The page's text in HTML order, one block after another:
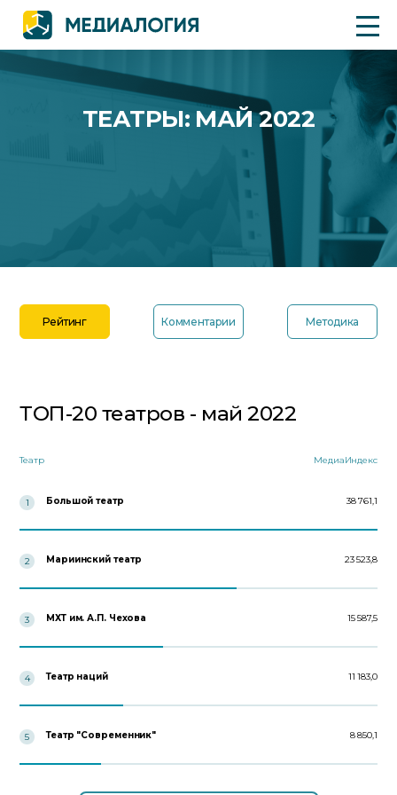
ТЕАТРЫ: МАЙ 2022
Рейтинг Комментарии Методика
ТОП-20 театров - май 2022
Театр МедиаИндекс
1 Большой театр 38 761,1
2 Мариинский театр 23 523,8
3 МХТ им. А.П. Чехова 15 587,5
4 Театр наций 11 183,0
5 Театр "Современник" 8 850,1